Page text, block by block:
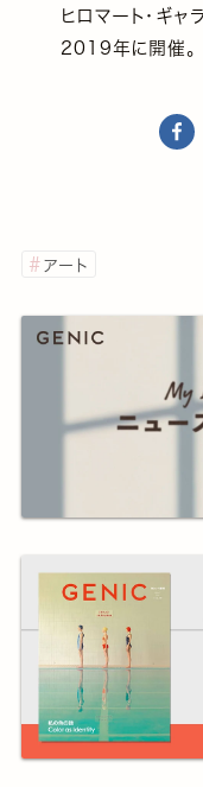
ヒロマート・ギ
2019年に開催。
アート